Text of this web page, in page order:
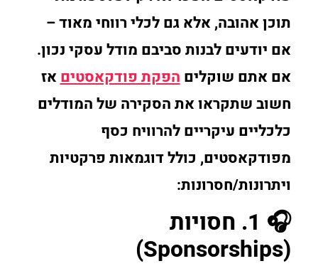
תוכן אהובה, אלא גם לכלי רווחי מאוד –
אם יודעים לבנות סביבם מודל עסקי נכון.
אם אתם שוקלים הפקת פודקאסטיםאז
חשוב שתקראו את הסקירה של המודלים
כלכליים עיקריים להרוויח כסף
מפודקאסטים, כולל דוגמאות פרקטיות
ויתרונות/חסרונות:
🎧 1. חסויות
(Sponsorships)